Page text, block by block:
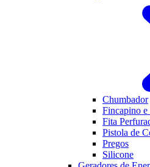
Chumbador
Fincapino e
Fita
Pistola de
Pregos
Silicone